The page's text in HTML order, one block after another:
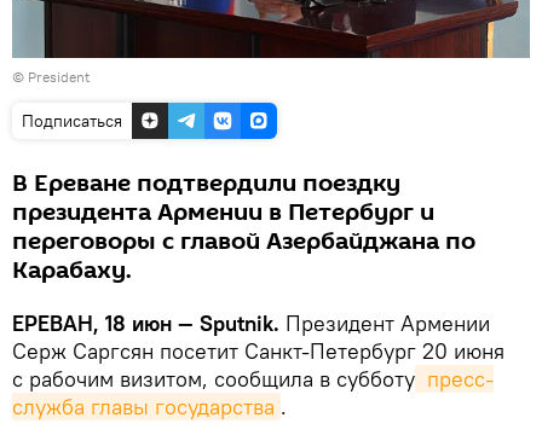
© President
Подписаться
В Ереване подтвердили поездку
президента Армении в Петербург и
переговоры с главой Азербайджана по
Карабаху.
ЕРЕВАН, 18 июн — Sputnik. Президент Армении
Серж Саргсян посетит Санкт-Петербург 20 июня
с рабочим визитом, сообщила в субботу пресс-
служба главы государства .